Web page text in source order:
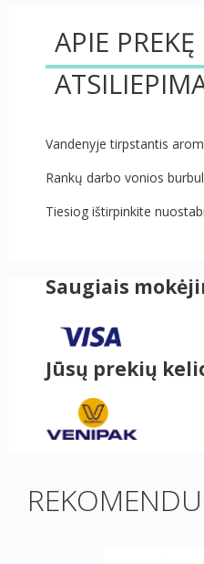
APIE PREKĘ
Vandenyje tirpstantis
Rankų darbo vonios
Tiesiog ištirpinkite
Saugiais
Jūsų prekių